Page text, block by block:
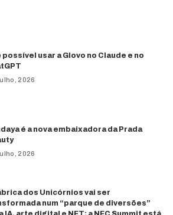
possível usar a Glovo no Claude e no
2026
é a nova embaixadora da Prada
2026
dos Unicórnios vai ser
num “parque de diversões”